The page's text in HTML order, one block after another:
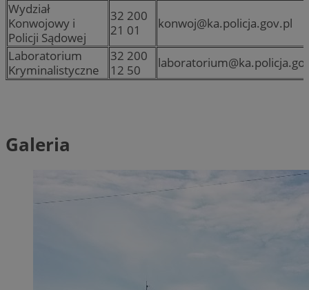
Wydział
Konwojowy i
Policji Sądowej
32 200
21 01
konwoj@ka.policja.gov.pl
Laboratorium
Kryminalistyczne
32 200
12 50
Galeria